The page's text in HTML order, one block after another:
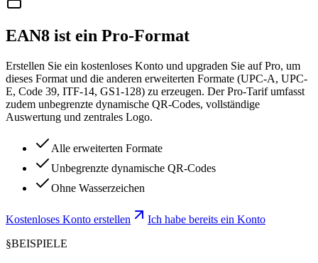
EAN8 ist ein Pro-Format
Erstellen Sie ein kostenloses Konto und upgraden Sie auf Pro, um
dieses Format und die anderen erweiterten Formate (UPC-A, UPC-
E, Code 39, ITF-14, GS1-128) zu erzeugen. Der Pro-Tarif umfasst
zudem unbegrenzte dynamische QR-Codes, vollständige
Auswertung und zentrales Logo.
Alle erweiterten Formate
Unbegrenzte dynamische QR-Codes
Ohne Wasserzeichen
Kostenloses Konto erstellen
Ich habe bereits ein Konto
§BEISPIELE